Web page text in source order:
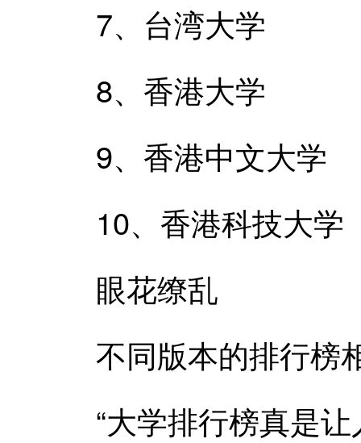
7、台湾大学
8、香港大学
9、香港中文大学
10、香港科技大学
眼花缭乱
不同版本的排行榜
“大学排行榜真是让